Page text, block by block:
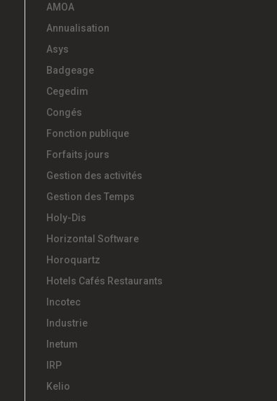
AMOA
Annualisation
Asys
Badgeage
Cegedim
Congés
Fonction publique
Forfaits jours
Gestion des activités
Gestion des Temps
Holy-Dis
Horizontal Software
Horoquartz
Hotels Cafés Restaurants
Incotec
Industrie
Inetum
IRP
Kelio